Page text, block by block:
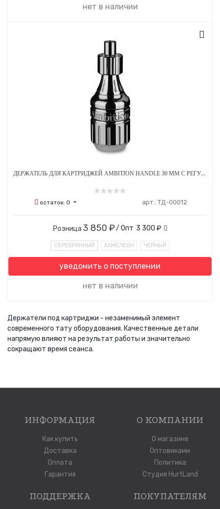
нет в наличии
ДЕРЖАТЕЛЬ ДЛЯ КАРТРИДЖЕЙ АMBITION HANDLE 30 ММ С РЕГУЛИРОВКОЙ СТАЛЬНОЙ
остаток: 0 арт.: ТД-00012
Розница 3 850 ₽/ Опт 3 300 ₽
СЕРЕБРЯННЫЙ ХАМЕЛЕОН ЧЕРНЫЙ
уведомить о поступлении
нет в наличии
Держатели под картриджи - незаменимый элемент
современного тату оборудования. Качественные детали
напрямую влияют на результат работы и значительно
сокращают время сеанса.
ИНФОРМАЦИЯ
Как купить
Доставка
Оплата
Гарантия
О КОМПАНИИ
О магазине
Оптовиками
Политика
Студия HurtLand
ПОДДЕРЖКА ПОКУПАТЕЛЯМ